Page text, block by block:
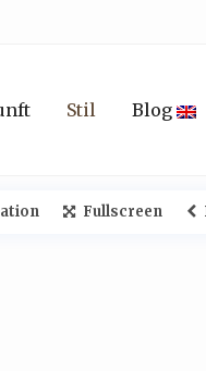
Stil Blog
Fullscreen